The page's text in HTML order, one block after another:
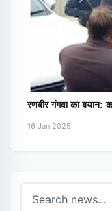
रणबीर गंगवा का
16 Jan 2025